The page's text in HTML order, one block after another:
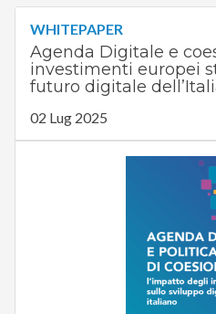
WHITEPAPER
Agenda Digitale e
investimenti europei
futuro digitale
02 Lug 2025